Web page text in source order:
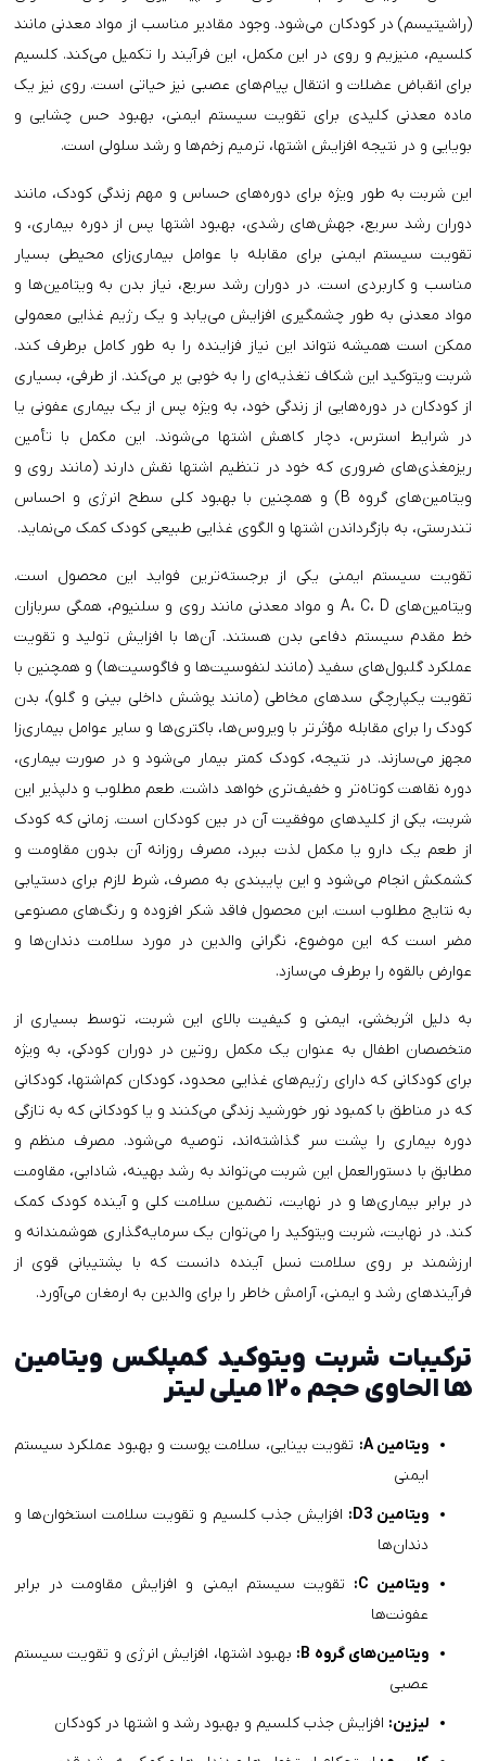
(راشیتیسم) در کودکان می‌شود. وجود مقادیر مناسب از مواد معدنی مانند
کلسیم، منیزیم و روی در این مکمل، این فرآیند را تکمیل می‌کند. کلسیم
برای انقباض عضلات و انتقال پیام‌های عصبی نیز حیاتی است. روی نیز یک
ماده معدنی کلیدی برای تقویت سیستم ایمنی، بهبود حس چشایی و
بویایی و در نتیجه افزایش اشتها، ترمیم زخم‌ها و رشد سلولی است.
این شربت به طور ویژه برای دوره‌های حساس و مهم زندگی کودک، مانند
دوران رشد سریع، جهش‌های رشدی، بهبود اشتها پس از دوره بیماری، و
تقویت سیستم ایمنی برای مقابله با عوامل بیماری‌زای محیطی بسیار
مناسب و کاربردی است. در دوران رشد سریع، نیاز بدن به ویتامین‌ها و
مواد معدنی به طور چشمگیری افزایش می‌یابد و یک رژیم غذایی معمولی
ممکن است همیشه نتواند این نیاز فزاینده را به طور کامل برطرف کند.
شربت ویتوکید این شکاف تغذیه‌ای را به خوبی پر می‌کند. از طرفی، بسیاری
از کودکان در دوره‌هایی از زندگی خود، به ویژه پس از یک بیماری عفونی یا
در شرایط استرس، دچار کاهش اشتها می‌شوند. این مکمل با تأمین
ریزمغذی‌های ضروری که خود در تنظیم اشتها نقش دارند (مانند روی و
ویتامین‌های گروه B) و همچنین با بهبود کلی سطح انرژی و احساس
تندرستی، به بازگرداندن اشتها و الگوی غذایی طبیعی کودک کمک می‌نماید.
تقویت سیستم ایمنی یکی از برجسته‌ترین فواید این محصول است.
ویتامین‌های A، C، D و مواد معدنی مانند روی و سلنیوم، همگی سربازان
خط مقدم سیستم دفاعی بدن هستند. آن‌ها با افزایش تولید و تقویت
عملکرد گلبول‌های سفید (مانند لنفوسیت‌ها و فاگوسیت‌ها) و همچنین با
تقویت یکپارچگی سدهای مخاطی (مانند پوشش داخلی بینی و گلو)، بدن
کودک را برای مقابله مؤثرتر با ویروس‌ها، باکتری‌ها و سایر عوامل بیماری‌زا
مجهز می‌سازند. در نتیجه، کودک کمتر بیمار می‌شود و در صورت بیماری،
دوره نقاهت کوتاه‌تر و خفیف‌تری خواهد داشت. طعم مطلوب و دلپذیر این
شربت، یکی از کلیدهای موفقیت آن در بین کودکان است. زمانی که کودک
از طعم یک دارو یا مکمل لذت ببرد، مصرف روزانه آن بدون مقاومت و
کشمکش انجام می‌شود و این پایبندی به مصرف، شرط لازم برای دستیابی
به نتایج مطلوب است. این محصول فاقد شکر افزوده و رنگ‌های مصنوعی
مضر است که این موضوع، نگرانی والدین در مورد سلامت دندان‌ها و
عوارض بالقوه را برطرف می‌سازد.
به دلیل اثربخشی، ایمنی و کیفیت بالای این شربت، توسط بسیاری از
متخصصان اطفال به عنوان یک مکمل روتین در دوران کودکی، به ویژه
برای کودکانی که دارای رژیم‌های غذایی محدود، کودکان کم‌اشتها، کودکانی
که در مناطق با کمبود نور خورشید زندگی می‌کنند و یا کودکانی که به تازگی
دوره بیماری را پشت سر گذاشته‌اند، توصیه می‌شود. مصرف منظم و
مطابق با دستورالعمل این شربت می‌تواند به رشد بهینه، شادابی، مقاومت
در برابر بیماری‌ها و در نهایت، تضمین سلامت کلی و آینده کودک کمک
کند. در نهایت، شربت ویتوکید را می‌توان یک سرمایه‌گذاری هوشمندانه و
ارزشمند بر روی سلامت نسل آینده دانست که با پشتیبانی قوی از
فرآیندهای رشد و ایمنی، آرامش خاطر را برای والدین به ارمغان می‌آورد.
ترکیبات شربت ویتوکید کمپلکس ویتامین
ها الحاوی حجم ۱۲۰ میلی لیتر
ویتامین A:
تقویت بینایی، سلامت پوست و بهبود عملکرد سیستم
ایمنی
ویتامین D3:
افزایش جذب کلسیم و تقویت سلامت استخوان‌ها و
دندان‌ها
ویتامین C:
تقویت سیستم ایمنی و افزایش مقاومت در برابر
عفونت‌ها
ویتامین‌های گروه B:
بهبود اشتها، افزایش انرژی و تقویت سیستم
عصبی
لیزین: افزایش جذب کلسیم و بهبود رشد و اشتها در کودکان